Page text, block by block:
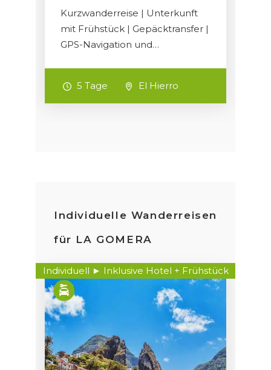
Kurzwanderreise | Unterkunft
mit Frühstück | Gepäcktransfer |
GPS-Navigation und…
5 Tage El Hierro
Individuelle Wanderreisen
für LA GOMERA
Individuell ► Inklusive Hotel + Frühstück